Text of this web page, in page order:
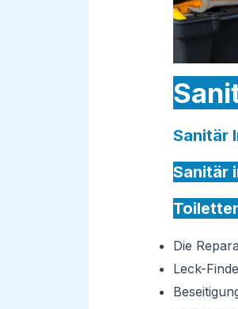
Sanitär
Sanitär
Die
Leck-